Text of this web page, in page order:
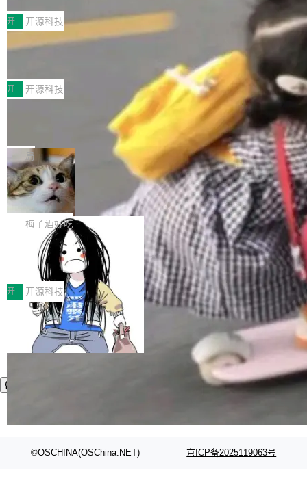
MPComm将作为一种传输引擎接入Mooncake T
ENT，实现零拷贝传输性能提升30%、非零拷贝
传输性能最高提升5倍。UCL-MPComm底层基
于自研UCL-Engine通信引擎，后续腾讯网平将
持续开源更多基于UCL-Engine的高性能通信组
件。 腾讯网平团队在UCL-MPComm中实现了一
个独立于业务线程的全局通信引擎（Engine），
型案例入选名单》，深信服“面向企业研发场景的
开源 AI 编程平台 CoStrict 应用”凭借卓越的技术
创新与落地成效成功入选。 全链路私有化部署，
助力企业AI研发安全落地 当前，越来越多企业已
经开始引入 AI Coding 工具，通过调用公有云模
型或企业内部部署模型提升研发效率。但随着 AI
Coding 从个人辅助工具逐步走向团队级、组织
级应用，企业在规模化落地过程中，对安全性、
可控性和代码质量提出了更高要求。 首先是数据
安全与合规要求。对于大多数普通研发场景，公
有云模型能够满足快速试用和效率提升的需求。
但对于金融、能源、医疗等对数据安全要求较...
开 开源科技
深信服AI算力网关入选工信部人工智能
前不久，工业和信息化部正式发布《2025年人工
智能应用典型案例名单》，集中展示人工智能在
各领域的应用成果，覆盖技术底座、行业赋能、
产品应用、支撑保障、专题等五大方向。深信服
AI算力网关（AI创新平台）成功入选！ 随着各行
各业的Agent走向规模化建设，算力构成形态逐
渐丰富，用户关注的重点也在发生变化：不只是
让AI用起来，还要进一步看清混合算力时代下，
Token花在哪里、算力是否被充分利用，以及持
续增长的AI成本该如何优化。 深信服AI算力网关
正是围绕这些实际问题，从Token治理和成本治
理两个方面，让用户的每一份算力都看得清、管
得住、用得稳、省得下、更安全！ 一、从现在开
始，Token使用一目...
开 开源科技
Jeff Dean 离开 Google：一个时代的结
束，一个实验室的开始
Google 员工编号 20。MapReduce 作者之一。
Bigtable 作者之一。TensorFlow 的作者之一。
Gemini 的架构师。Google 首席科学家。 Jeff D
ean 在 Google 工作了 27 年后，宣布离职。 他
不是一个人走。一同离开的还有 Sanjay Ghema
wat（Google 员工编号 23，Jeff Dean 二十多
年的编程搭档，MapReduce 和 Bigtable 的共同
作者）、Quoc Le（Google 大脑核心成员，Se
q2Seq 和 DocAI 的共同发明人）以及 Oriol Vin
yals（Gemini 联合负责人，AlphaSta...
局
🔥 SolonCode v2026.8.4 发布：界面
字体可调、22 种语言、记忆搜索增强
打开终端就能上岗的全中文编码智能体，这一轮
把「看得清、用母语、记得住」三件事一次补
齐。 SolonCode 是什么 SolonCode 是杭州无
耳科技研发的企业级终端编码智能体——一位全
中文驱动的数字员工，自主理解需求、规划步
骤、编写代码。不挑模型、不挑平台，curl 一行
装完即用。 开源地址：Gitee · GitCode · GitHu
b 安装 支持 Java 8+（8~26）、macOS / Linu
x / Windows / Harmony PC。 # macOS / Linu
x / Harmony PC curl -fsSL https://solon.noea
梅子酒好吃
让“代码语义理解”深度释放AI Coding
价值潜能：华为云码道（CodeArts）
代码仓技术解析
一、代码仓深度理解技术的作用与价值 在软件工
程实践中，代码仓是企业核心知识资产的主要载
体。企业级代码仓库通常包含数十万乃至数百万
个文件，其规模远超单次模型调用可承载的上下
文窗口。随着项目规模的持续扩张与代码历史的
不断累积，代码仓中的模块关系、接口契约、业
务逻辑等关键信息往往分散于数十乃至数百个文
件之中，形成高度复杂的知识关联网络。传统的
理解大规模代码仓时面临显著"代码仓理解"瓶
开 开源科技
©OSCHINA(OSChina.NET) 京ICP备2025119063号